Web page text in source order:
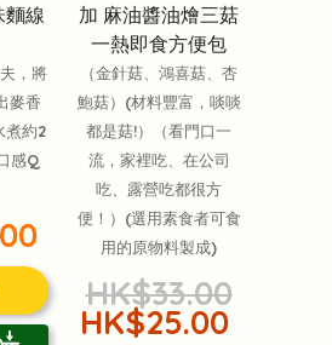
麵線
，將
麥香
煮約2
感Q
加 麻油醬油燴三菇
一熱即食方便包
（金針菇、鴻喜菇、杏
鮑菇）(材料豐富，啖啖
都是菇!）（看門口一
流，家裡吃、在公司
吃、露營吃都很方
便！）(選用素食者可食
用的原物料製成)
HK$33.00
HK$25.00